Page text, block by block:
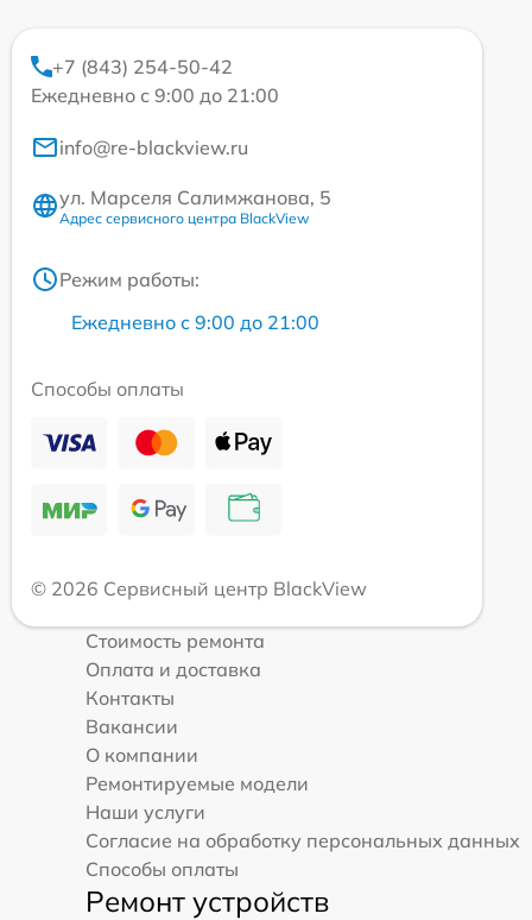
+7 (843) 254-50-42
Ежедневно с 9:00 до 21:00
info@re-blackview.ru
ул. Марселя Салимжанова, 5
Адрес сервисного центра BlackView
Режим работы:
Ежедневно с 9:00 до 21:00
Способы оплаты
© 2026 Сервисный центр BlackView
Стоимость ремонта
Оплата и доставка
Контакты
Вакансии
О компании
Ремонтируемые модели
Наши услуги
Согласие на обработку персональных данных
Способы оплаты
Ремонт устройств